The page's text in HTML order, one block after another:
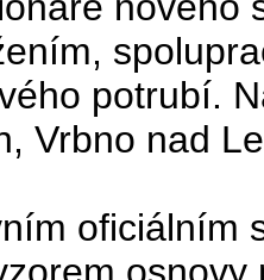
potrubí.
Vrbno nad
oficiálním